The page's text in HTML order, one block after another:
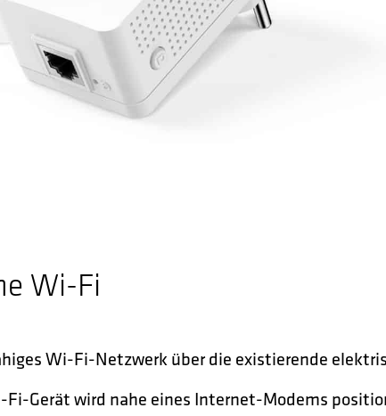
Wi-Fi
Wi-Fi-Netzwerk über die existierende
Gerät wird nahe eines Internet-Modems